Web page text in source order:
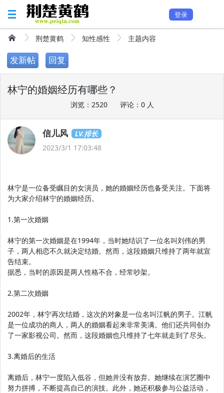
登录
荆楚黄鹤 知性感性 主题内容
发新帖 回复
林宁的婚姻经历有哪些？
浏览：2520 评论：0 人
信儿风
LV.排长
2023/3/1 17:03:48
林宁是一位备受瞩目的女演员，她的婚姻经历也备受关注。下面将
为大家介绍林宁的婚姻经历。
1.第一次婚姻
林宁的第一次婚姻是在1994年，当时她结识了一位名叫刘伟的男
子，两人相恋不久就决定结婚。然而，这段婚姻只维持了两年就宣
告结束。
据悉，当时的原因是两人性格不合，经常吵架。
2.第二次婚姻
2002年，林宁再次结婚，这次的对象是一位名叫江帆的男子。江帆
是一位成功的商人，两人的婚姻看起来非常美满。他们还共同创办
了一家影视公司。然而，这段婚姻也只维持了七年就走到了尽头。
3.离婚后的生活
离婚后，林宁一度陷入低谷，但她并没有放弃。她继续在演艺圈中
努力拼搏，不断提高自己的演技。此外，她还积极参与公益活动，